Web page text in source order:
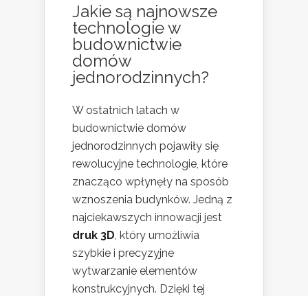
Jakie są najnowsze
technologie w
budownictwie
domów
jednorodzinnych?
W ostatnich latach w
budownictwie domów
jednorodzinnych pojawiły się
rewolucyjne technologie, które
znacząco wpłynęły na sposób
wznoszenia budynków. Jedną z
najciekawszych innowacji jest
druk 3D, który umożliwia
szybkie i precyzyjne
wytwarzanie elementów
konstrukcyjnych. Dzięki tej